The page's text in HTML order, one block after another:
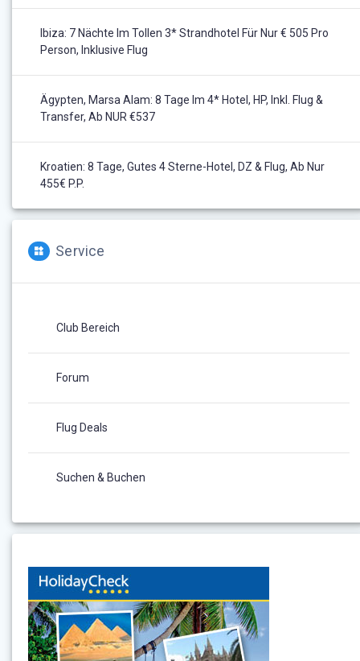
Ibiza: 7 Nächte Im Tollen 3* Strandhotel Für Nur € 505 Pro
Person, Inklusive Flug
Ägypten, Marsa Alam: 8 Tage Im 4* Hotel, HP, Inkl. Flug &
Transfer, Ab NUR €537
Kroatien: 8 Tage, Gutes 4 Sterne-Hotel, DZ & Flug, Ab Nur
455€ P.P.
Service
Club Bereich
Forum
Flug Deals
Suchen & Buchen